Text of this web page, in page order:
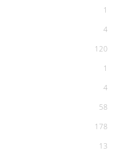
1
4
120
1
4
58
178
13